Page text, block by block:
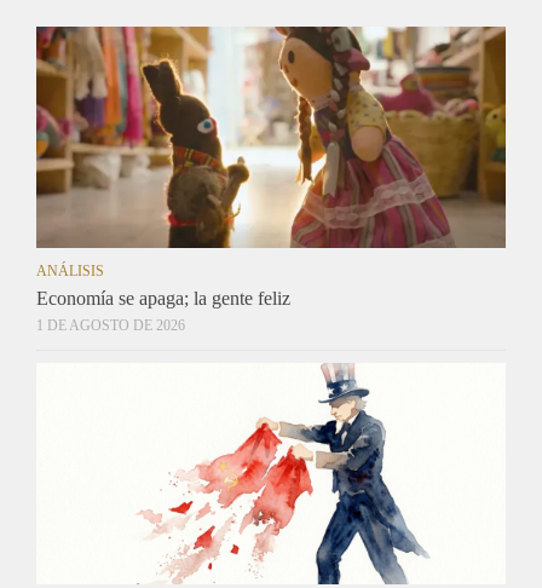
ANÁLISIS
Economía se apaga; la gente feliz
1 DE AGOSTO DE 2026